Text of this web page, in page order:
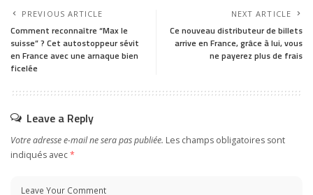
PREVIOUS ARTICLE
Comment reconnaître “Max le
suisse” ? Cet autostoppeur sévit
en France avec une arnaque bien
ficelée
NEXT ARTICLE
Ce nouveau distributeur de billets
arrive en France, grâce à lui, vous
ne payerez plus de frais
Leave a Reply
Votre adresse e-mail ne sera pas publiée. Les champs obligatoires sont
indiqués avec*